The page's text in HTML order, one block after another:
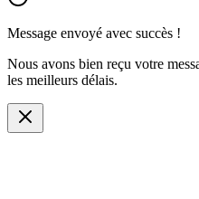
Message envoyé avec succès !
Nous avons bien reçu votre
les meilleurs délais.